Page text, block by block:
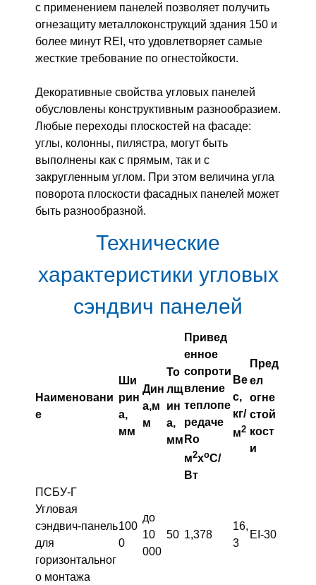
с применением панелей позволяет получить
огнезащиту металлоконструкций здания 150 и
более минут REI, что удовлетворяет самые
жесткие требование по огнестойкости.
Декоративные свойства угловых панелей
обусловлены конструктивным разнообразием.
Любые переходы плоскостей на фасаде:
углы, колонны, пилястра, могут быть
выполнены как с прямым, так и с
закругленным углом. При этом величина угла
поворота плоскости фасадных панелей может
быть разнообразной.
Технические
характеристики угловых
сэндвич панелей
Наименовани
е
Ши
рин
а,
мм
Дин
а,м
м
То
лщ
ин
а,
мм
Привед
енное
сопроти
вление
теплопе
редаче
Ro
м2хоС/
Вт
Ве
с,
кг/
м2
Пред
ел
огне
стой
кост
и
ПСБУ-Г
Угловая
сэндвич-панель
для
горизонтальног
о монтажа
100
0
до
10
000
50 1,378
16,
3
EI-30